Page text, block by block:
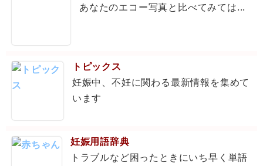
あなたのエコー写真と比べてみては...
トピックス
妊娠中、不妊に関わる最新情報を集めて
います
妊娠用語辞典
トラブルなど困ったときにいち早く単語